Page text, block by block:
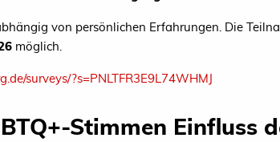
von persönlichen Erfahrungen. Die
möglich.
surveys/?s=PNLTFR3E9L74WHMJ
Stimmen Einfluss